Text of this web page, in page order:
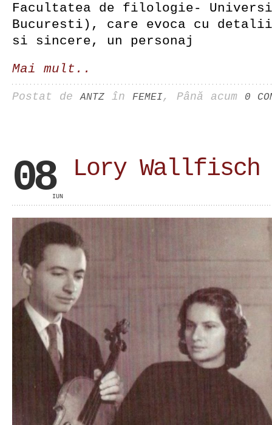
Facultatea de filologie-
Bucuresti), care evoca cu
si sincere, un personaj
Mai mult..
Postat deANTZ în FEMEI, Până acum 0
08IUN
Lory Wallfisch